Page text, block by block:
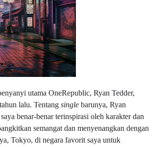
utama OneRepublic, Ryan Tedder,
lalu. Tentang single barunya, Ryan
benar-benar terinspirasi oleh karakter dan
semangat dan menyenangkan dengan
Tokyo, di negara favorit saya untuk